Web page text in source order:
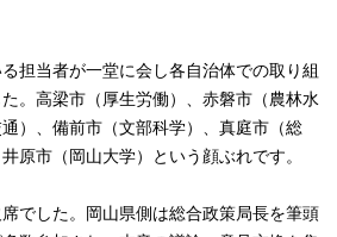
担当者が一堂に会し各自治体での取り組
。高梁市（厚生労働）、赤磐市（農林水
）、備前市（文部科学）、真庭市（総
原市（岡山大学）という顔ぶれです。
でした。岡山県側は総合政策局長を筆頭